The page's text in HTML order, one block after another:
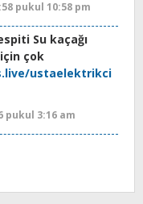
pukul 10:58 pm
Su kaçağı
çok
ustaelektrikci
pukul 3:16 am